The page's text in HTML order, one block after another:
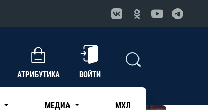
АТРИБУТИКА ВОЙТИ
МЕДИА МХЛ